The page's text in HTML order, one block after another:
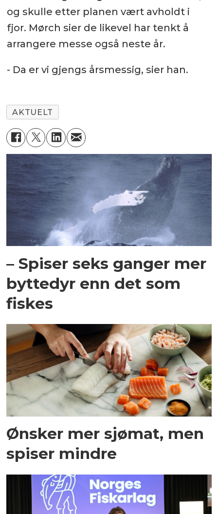
og skulle etter planen vært avholdt i
fjor. Mørch sier de likevel har tenkt å
arrangere messe også neste år.
- Da er vi gjengs årsmessig, sier han.
AKTUELT
– Spiser seks ganger mer
byttedyr enn det som
fiskes
Ønsker mer sjømat, men
spiser mindre